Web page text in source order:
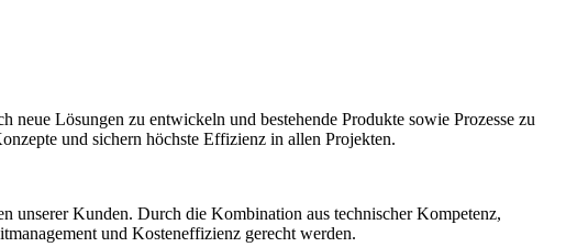
Lösungen zu entwickeln und bestehende Produkte sowie Prozesse zu
und sichern höchste Effizienz in allen Projekten.
unserer Kunden. Durch die Kombination aus technischer Kompetenz,
und Kosteneffizienz gerecht werden.